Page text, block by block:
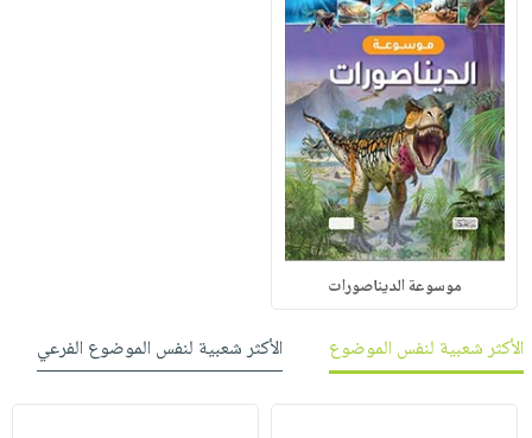
موسوعة الديناصورات
الأكثر شعبية لنفس الموضوع الأكثر شعبية لنفس الموضوع الفرعي